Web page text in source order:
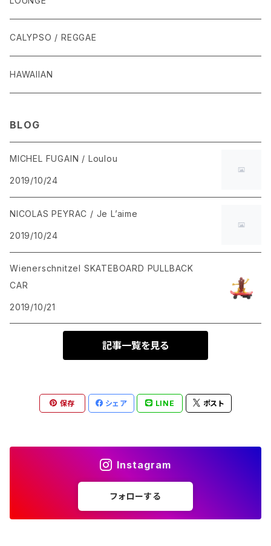
CALYPSO / REGGAE
HAWAIIAN
BLOG
MICHEL FUGAIN / Loulou
2019/10/24
NICOLAS PEYRAC / Je L’aime
2019/10/24
Wienerschnitzel SKATEBOARD PULLBACK
CAR
2019/10/21
記事一覧を見る
保存 シェア LINE ポスト
Instagram
フォローする